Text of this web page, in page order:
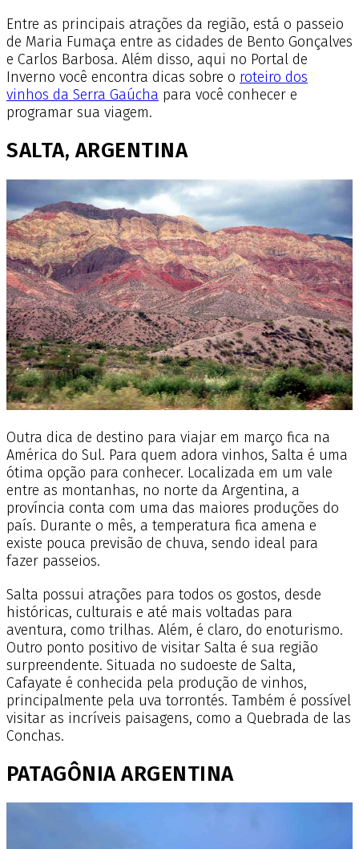
Entre as principais atrações da região, está o passeio
de Maria Fumaça entre as cidades de Bento Gonçalves
e Carlos Barbosa. Além disso, aqui no Portal de
Inverno você encontra dicas sobre o roteiro dos
vinhos da Serra Gaúcha para você conhecer e
programar sua viagem.
SALTA, ARGENTINA
Outra dica de destino para viajar em março fica na
América do Sul. Para quem adora vinhos, Salta é uma
ótima opção para conhecer. Localizada em um vale
entre as montanhas, no norte da Argentina, a
província conta com uma das maiores produções do
país. Durante o mês, a temperatura fica amena e
existe pouca previsão de chuva, sendo ideal para
fazer passeios.
Salta possui atrações para todos os gostos, desde
históricas, culturais e até mais voltadas para
aventura, como trilhas. Além, é claro, do enoturismo.
Outro ponto positivo de visitar Salta é sua região
surpreendente. Situada no sudoeste de Salta,
Cafayate é conhecida pela produção de vinhos,
principalmente pela uva torrontés. Também é possível
visitar as incríveis paisagens, como a Quebrada de las
Conchas.
PATAGÔNIA ARGENTINA